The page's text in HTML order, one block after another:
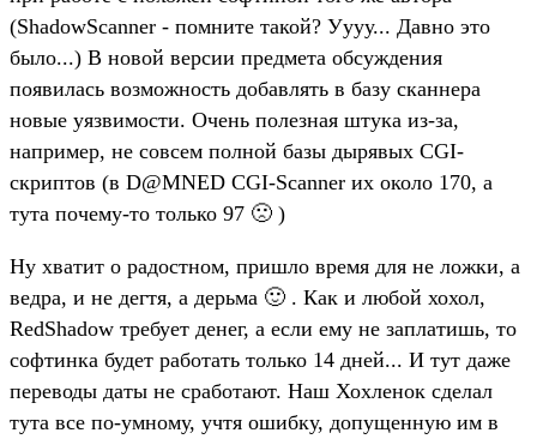
(ShadowScanner - помните такой? Уууу... Давно это
было...) В новой версии предмета обсуждения
появилась возможность добавлять в базу сканнера
новые уязвимости. Очень полезная штука из-за,
например, не совсем полной базы дырявых CGI-
скриптов (в D@MNED CGI-Scanner их около 170, а
тута почему-то только 97 🙁 )
Ну хватит о радостном, пришло время для не ложки, а
ведра, и не дегтя, а дерьма 🙂 . Как и любой хохол,
RedShadow требует денег, а если ему не заплатишь, то
софтинка будет работать только 14 дней... И тут даже
переводы даты не сработают. Наш Хохленок сделал
тута все по-умному, учтя ошибку, допущенную им в